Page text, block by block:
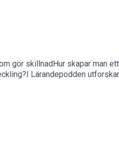
gör skillnadHur skapar man
Lärandepodden
lärande kan ge verkliga